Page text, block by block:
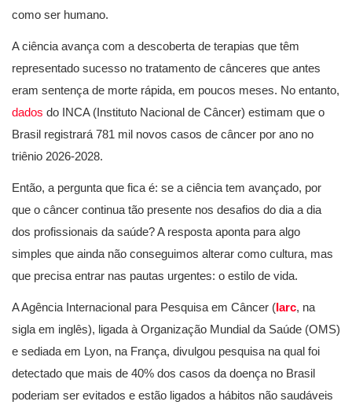
como ser humano.
A ciência avança com a descoberta de terapias que têm
representado sucesso no tratamento de cânceres que antes
eram sentença de morte rápida, em poucos meses. No entanto,
dados do INCA (Instituto Nacional de Câncer) estimam que o
Brasil registrará 781 mil novos casos de câncer por ano no
triênio 2026-2028.
Então, a pergunta que fica é: se a ciência tem avançado, por
que o câncer continua tão presente nos desafios do dia a dia
dos profissionais da saúde? A resposta aponta para algo
simples que ainda não conseguimos alterar como cultura, mas
que precisa entrar nas pautas urgentes: o estilo de vida.
A Agência Internacional para Pesquisa em Câncer (Iarc, na
sigla em inglês), ligada à Organização Mundial da Saúde (OMS)
e sediada em Lyon, na França, divulgou pesquisa na qual foi
detectado que mais de 40% dos casos da doença no Brasil
poderiam ser evitados e estão ligados a hábitos não saudáveis